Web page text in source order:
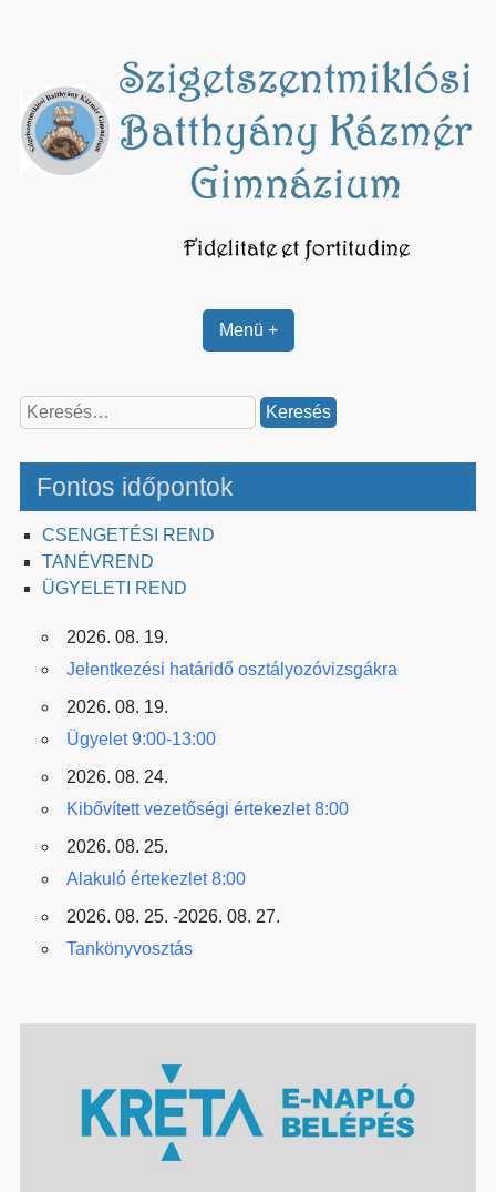
Menü +
Keresés:
Fontos időpontok
CSENGETÉSI REND
TANÉVREND
ÜGYELETI REND
2026. 08. 19.
Jelentkezési határidő osztályozóvizsgákra
2026. 08. 19.
Ügyelet 9:00-13:00
2026. 08. 24.
Kibővített vezetőségi értekezlet 8:00
2026. 08. 25.
Alakuló értekezlet 8:00
2026. 08. 25. -2026. 08. 27.
Tankönyvosztás